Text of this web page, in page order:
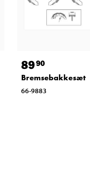
8990
Bremsebakkesæt
66-9883